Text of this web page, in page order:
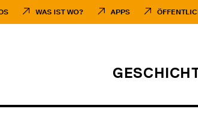
WAS IST WO? APPS